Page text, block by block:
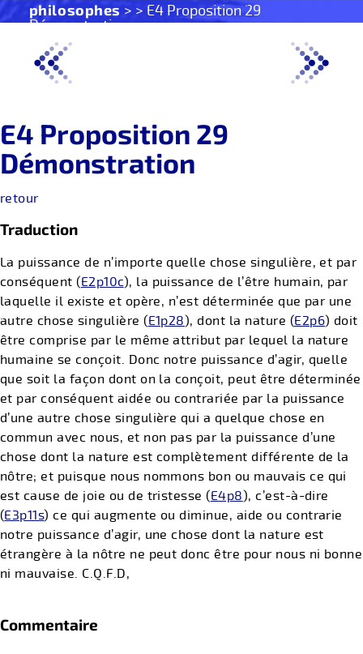
philosophes > > E4 Proposition 29
Démonstration
E4 Proposition 29
Démonstration
retour
Traduction
La puissance de n’importe quelle chose singulière, et par
conséquent (E2p10c), la puissance de l’être humain, par
laquelle il existe et opère, n’est déterminée que par une
autre chose singulière (E1p28 ), dont la nature (E2p6) doit
être comprise par le même attribut par lequel la nature
humaine se conçoit. Donc notre puissance d’agir, quelle
que soit la façon dont on la conçoit, peut être déterminée
et par conséquent aidée ou contrariée par la puissance
d’une autre chose singulière qui a quelque chose en
commun avec nous, et non pas par la puissance d’une
chose dont la nature est complètement différente de la
nôtre; et puisque nous nommons bon ou mauvais ce qui
est cause de joie ou de tristesse (E4p8 ), c’est-à-dire
(E3p11s) ce qui augmente ou diminue, aide ou contrarie
notre puissance d’agir, une chose dont la nature est
étrangère à la nôtre ne peut donc être pour nous ni bonne
ni mauvaise. C.Q.F.D,
Commentaire